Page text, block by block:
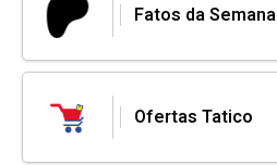
Fatos da Semana
Ofertas Tatico